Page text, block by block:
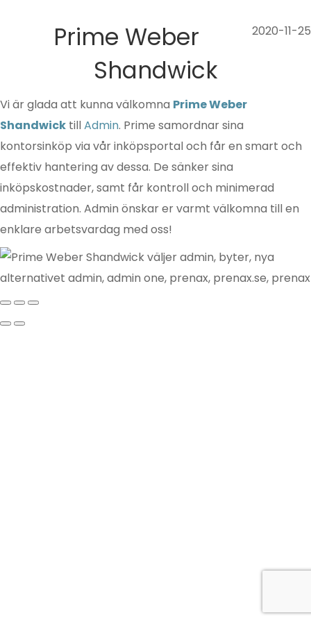
2020-11-25
Prime Weber
Shandwick
Vi är glada att kunna välkomna Prime Weber
Shandwick tillAdmin. Prime samordnar sina
kontorsinköp via vår inköpsportal och får en smart och
effektiv hantering av dessa. De sänker sina
inköpskostnader, samt får kontroll och minimerad
administration. Admin önskar er varmt välkomna till en
enklare arbetsvardag med oss!